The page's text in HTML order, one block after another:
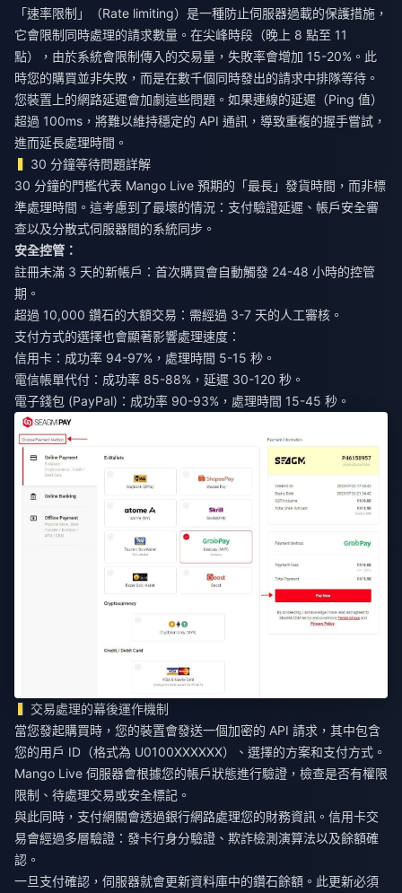
「速率限制」（Rate limiting）是一種防止伺服器過載的保護措施，
它會限制同時處理的請求數量。在尖峰時段（晚上 8 點至 11
點），由於系統會限制傳入的交易量，失敗率會增加 15-20%。此
時您的購買並非失敗，而是在數千個同時發出的請求中排隊等待。
您裝置上的網路延遲會加劇這些問題。如果連線的延遲（Ping 值）
超過 100ms，將難以維持穩定的 API 通訊，導致重複的握手嘗試，
進而延長處理時間。
30 分鐘等待問題詳解
30 分鐘的門檻代表 Mango Live 預期的「最長」發貨時間，而非標
準處理時間。這考慮到了最壞的情況：支付驗證延遲、帳戶安全審
查以及分散式伺服器間的系統同步。
安全控管：
註冊未滿 3 天的新帳戶：首次購買會自動觸發 24-48 小時的控管
期。
超過 10,000 鑽石的大額交易：需經過 3-7 天的人工審核。
支付方式的選擇也會顯著影響處理速度：
信用卡：成功率 94-97%，處理時間 5-15 秒。
電信帳單代付：成功率 85-88%，延遲 30-120 秒。
電子錢包 (PayPal)：成功率 90-93%，處理時間 15-45 秒。
交易處理的幕後運作機制
當您發起購買時，您的裝置會發送一個加密的 API 請求，其中包含
您的用戶 ID（格式為 U0100XXXXXX）、選擇的方案和支付方式。
Mango Live 伺服器會根據您的帳戶狀態進行驗證，檢查是否有權限
限制、待處理交易或安全標記。
與此同時，支付網關會透過銀行網路處理您的財務資訊。信用卡交
易會經過多層驗證：發卡行身分驗證、欺詐檢測演算法以及餘額確
認。
一旦支付確認，伺服器就會更新資料庫中的鑽石餘額。此更新必須